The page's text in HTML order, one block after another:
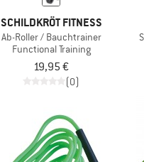
SCHILDKRÖT FITNESS
Ab-Roller / Bauchtrainer
Functional Training
19,95 €
(0)